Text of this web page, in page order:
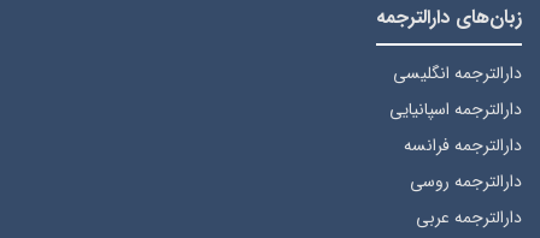
زبان‌های دارالترجمه
دارالترجمه انگلیسی
دارالترجمه اسپانیایی
دارالترجمه فرانسه
دارالترجمه روسی
دارالترجمه عربی